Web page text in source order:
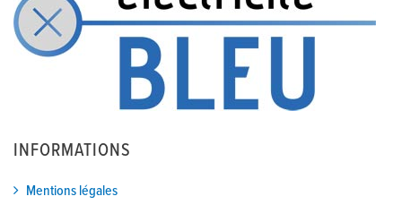
INFORMATIONS
Mentions légales